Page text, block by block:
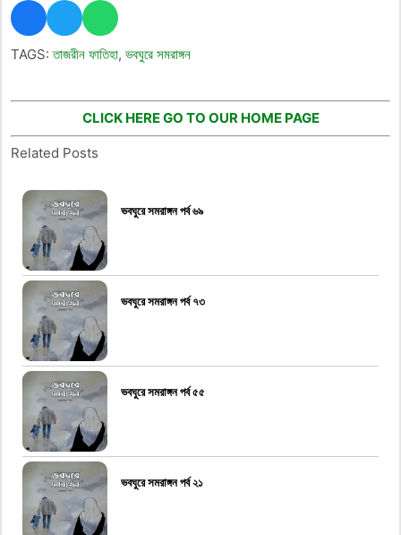
TAGS:তাজরীন ফাতিহা, ভবঘুরে সমরাঙ্গন
CLICK HERE GO TO OUR HOME PAGE
Related Posts
ভবঘুরে সমরাঙ্গন পর্ব ৬৯
ভবঘুরে সমরাঙ্গন পর্ব ৭৩
ভবঘুরে সমরাঙ্গন পর্ব ৫৫
ভবঘুরে সমরাঙ্গন পর্ব ২১